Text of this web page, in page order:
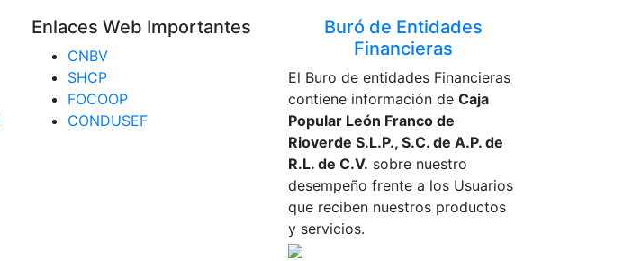
Enlaces Web Importantes
CNBV
SHCP
FOCOOP
CONDUSEF
Buró de Entidades
Financieras
El Buro de entidades Financieras
contiene información de Caja
Popular León Franco de
Rioverde S.L.P., S.C. de A.P. de
R.L. de C.V. sobre nuestro
desempeño frente a los Usuarios
que reciben nuestros productos
y servicios.